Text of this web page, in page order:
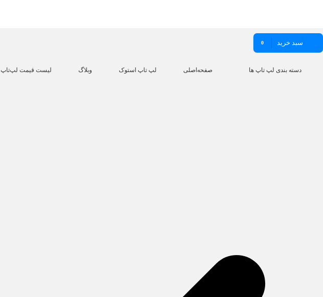
سبد خرید 0
دسته بندی لپ تاپ ها صفحه‌اصلی لپ تاپ استوک وبلاگ لیست قیمت لپ‌تاپ